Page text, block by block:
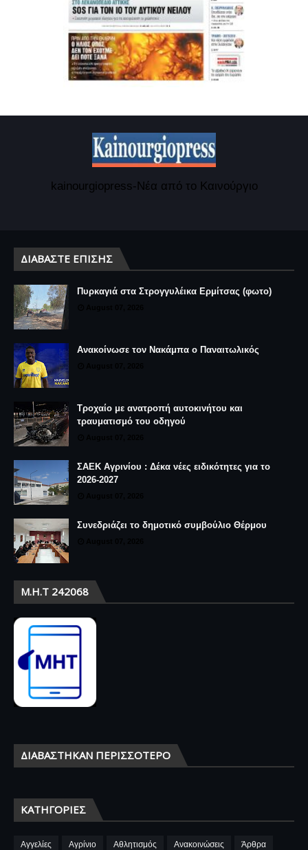
kainourgiopress-Νέα από το Καινούργιο
ΔΙΑΒΆΣΤΕ ΕΠΊΣΗΣ
Πυρκαγιά στα Στρογγυλέικα Ερμίτσας (φωτο)
Ανακοίνωσε τον Νακάμπα ο Παναιτωλικός
Τροχαίο με ανατροπή αυτοκινήτου και
τραυματισμό του οδηγού
ΣΑΕΚ Αγρινίου : Δέκα νέες ειδικότητες για το
2026-2027
Συνεδριάζει το δημοτικό συμβούλιο Θέρμου
Μ.Η.Τ 242068
ΔΙΑΒΆΣΤΗΚΑΝ ΠΕΡΙΣΣΌΤΕΡΟ
ΚΑΤΗΓΟΡΊΕΣ
Αγγελίες Αγρίνιο Αθλητισμός Ανακοινώσεις Άρθρα